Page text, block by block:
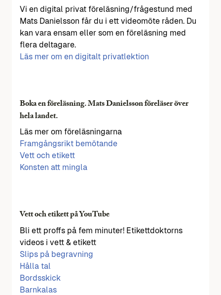
Vi en digital privat föreläsning/frågestund med
Mats Danielsson får du i ett videomöte råden. Du
kan vara ensam eller som en föreläsning med
flera deltagare.
Läs mer om en digitalt privatlektion
Boka en föreläsning. Mats Danielsson föreläser över
hela landet.
Läs mer om föreläsningarna
Framgångsrikt bemötande
Vett och etikett
Konsten att mingla
Vett och etikett på YouTube
Bli ett proffs på fem minuter! Etikettdoktorns
videos i vett & etikett
Slips på begravning
Hålla tal
Bordsskick
Barnkalas